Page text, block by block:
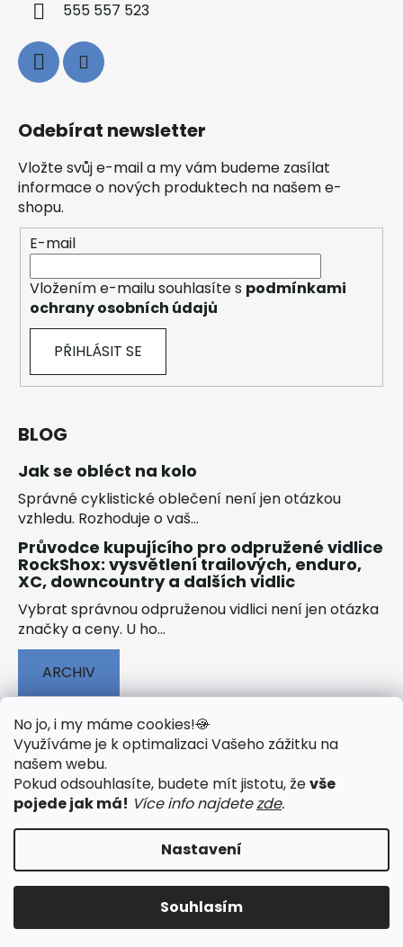
No jo, i my máme cookies!🍪
Využíváme je k optimalizaci Vašeho zážitku na
našem webu.
Pokud odsouhlasíte, budete mít jistotu, ževše
pojede jak má! Více info najdetezde.
Nastavení
Souhlasím
555 557 523
Odebírat newsletter
Vložte svůj e-mail a my vám budeme zasílat
informace o nových produktech na našem e-
shopu.
E-mail
Vložením e-mailu souhlasíte s podmínkami
ochrany osobních údajů
PŘIHLÁSIT SE
BLOG
Jak se obléct na kolo
Správné cyklistické oblečení není jen otázkou
vzhledu. Rozhoduje o vaš...
Průvodce kupujícího pro odpružené vidlice
RockShox: vysvětlení trailových, enduro,
XC, downcountry a dalších vidlic
Vybrat správnou odpruženou vidlici není jen otázka
značky a ceny. U ho...
ARCHIV
🟢 TECHNOLOGIE
🟢 O ELEKTROKOLECH
🟢 NÁVODY KE STAŽENÍ
Vytvořil Shoptet&PekneWeby
JumpSport.cz
vyhrazena.Upravit nastavení cookies